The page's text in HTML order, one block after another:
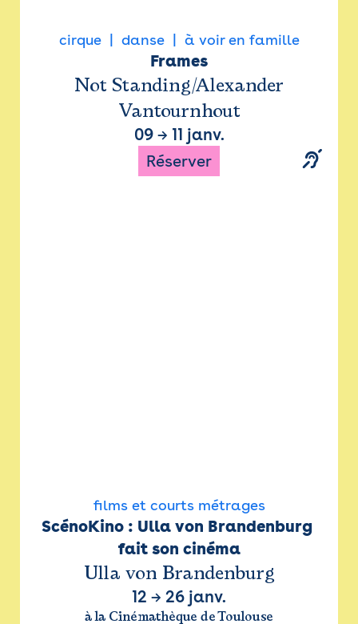
cirque danse à voir en famille
Frames
Not Standing/Alexander
Vantournhout
09→ 11 janv.
Réserver
films et courts métrages
ScénoKino : Ulla von Brandenburg
fait son cinéma
Ulla von Brandenburg
12 → 26 janv.
à la Cinémathèque de Toulouse